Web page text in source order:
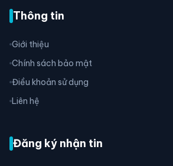
Thông tin
Giới thiệu
Chính sách bảo mật
Điều khoản sử dụng
Liên hệ
Đăng ký nhận tin